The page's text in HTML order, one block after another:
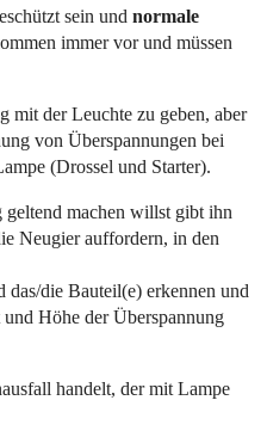
sein und normale
immer vor und müssen
mit der Leuchte zu geben, aber
von Überspannungen bei
(Drossel und Starter).
machen willst gibt ihn
Neugier auffordern, in den
die Bauteil(e) erkennen und
Höhe der Überspannung
handelt, der mit Lampe